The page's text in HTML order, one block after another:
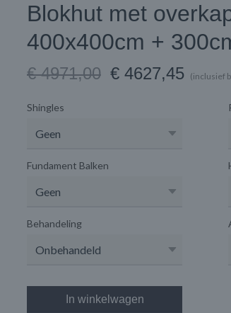
Blokhut met
400x400cm +
€ 4971,00 € 4627,45 (inclusief
Shingles
Fundament Balken
Behandeling
In winkelwagen